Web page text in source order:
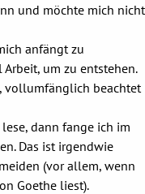
und möchte mich nicht
anfängt zu
um zu entstehen.
vollumfänglich beachtet
dann fange ich im
Das ist irgendwie
(vor allem, wenn
Goethe liest).